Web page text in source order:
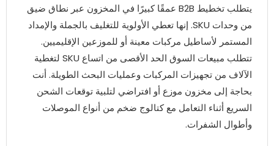
يتطلب تخطيط B2B عمقًا كبيرًا في المخزون عبر نطاق ضيق
من وحدات SKU. إنها تعطي الأولوية للتغليف بالجملة والإمداد
المستمر لأساطيل مركبات معينة أو للموزعين الإقليميين.
تتطلب مبيعات السوق الحد الأقصى من اتساع SKU لتغطية
الآلاف من تجهيزات المركبات وعمليات البحث الطويلة. أنت
بحاجة إلى مخزون موزع أو افتراضي لتلبية توقعات الشحن
السريع أثناء التعامل مع كتالوج ضخم من أنواع الموصلات
وأطوال الشفرات.